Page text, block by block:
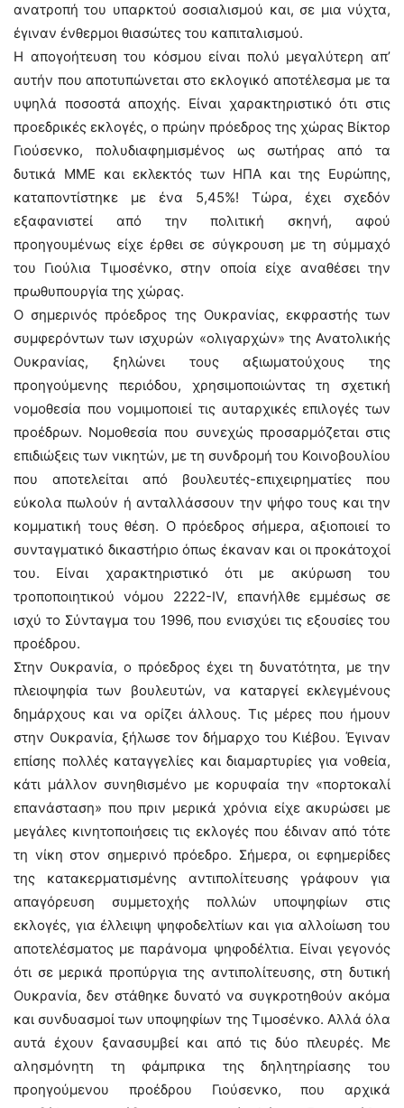
ανατροπή του υπαρκτού σοσιαλισμού και, σε μια νύχτα,
έγιναν ένθερμοι θιασώτες του καπιταλισμού.
Η απογοήτευση του κόσμου είναι πολύ μεγαλύτερη απ’
αυτήν που αποτυπώνεται στο εκλογικό αποτέλεσμα με τα
υψηλά ποσοστά αποχής. Είναι χαρακτηριστικό ότι στις
προεδρικές εκλογές, ο πρώην πρόεδρος της χώρας Βίκτορ
Γιούσενκο, πολυδιαφημισμένος ως σωτήρας από τα
δυτικά ΜΜΕ και εκλεκτός των ΗΠΑ και της Ευρώπης,
καταποντίστηκε με ένα 5,45%! Τώρα, έχει σχεδόν
εξαφανιστεί από την πολιτική σκηνή, αφού
προηγουμένως είχε έρθει σε σύγκρουση με τη σύμμαχό
του Γιούλια Τιμοσένκο, στην οποία είχε αναθέσει την
πρωθυπουργία της χώρας.
Ο σημερινός πρόεδρος της Ουκρανίας, εκφραστής των
συμφερόντων των ισχυρών «ολιγαρχών» της Ανατολικής
Ουκρανίας, ξηλώνει τους αξιωματούχους της
προηγούμενης περιόδου, χρησιμοποιώντας τη σχετική
νομοθεσία που νομιμοποιεί τις αυταρχικές επιλογές των
προέδρων. Νομοθεσία που συνεχώς προσαρμόζεται στις
επιδιώξεις των νικητών, με τη συνδρομή του Κοινοβουλίου
που αποτελείται από βουλευτές-επιχειρηματίες που
εύκολα πωλούν ή ανταλλάσσουν την ψήφο τους και την
κομματική τους θέση. Ο πρόεδρος σήμερα, αξιοποιεί το
συνταγματικό δικαστήριο όπως έκαναν και οι προκάτοχοί
του. Είναι χαρακτηριστικό ότι με ακύρωση του
τροποποιητικού νόμου 2222-IV, επανήλθε εμμέσως σε
ισχύ το Σύνταγμα του 1996, που ενισχύει τις εξουσίες του
προέδρου.
Στην Ουκρανία, ο πρόεδρος έχει τη δυνατότητα, με την
πλειοψηφία των βουλευτών, να καταργεί εκλεγμένους
δημάρχους και να ορίζει άλλους. Τις μέρες που ήμουν
στην Ουκρανία, ξήλωσε τον δήμαρχο του Κιέβου. Έγιναν
επίσης πολλές καταγγελίες και διαμαρτυρίες για νοθεία,
κάτι μάλλον συνηθισμένο με κορυφαία την «πορτοκαλί
επανάσταση» που πριν μερικά χρόνια είχε ακυρώσει με
μεγάλες κινητοποιήσεις τις εκλογές που έδιναν από τότε
τη νίκη στον σημερινό πρόεδρο. Σήμερα, οι εφημερίδες
της κατακερματισμένης αντιπολίτευσης γράφουν για
απαγόρευση συμμετοχής πολλών υποψηφίων στις
εκλογές, για έλλειψη ψηφοδελτίων και για αλλοίωση του
αποτελέσματος με παράνομα ψηφοδέλτια. Είναι γεγονός
ότι σε μερικά προπύργια της αντιπολίτευσης, στη δυτική
Ουκρανία, δεν στάθηκε δυνατό να συγκροτηθούν ακόμα
και συνδυασμοί των υποψηφίων της Τιμοσένκο. Αλλά όλα
αυτά έχουν ξανασυμβεί και από τις δύο πλευρές. Με
αλησμόνητη τη φάμπρικα της δηλητηρίασης του
προηγούμενου προέδρου Γιούσενκο, που αρχικά